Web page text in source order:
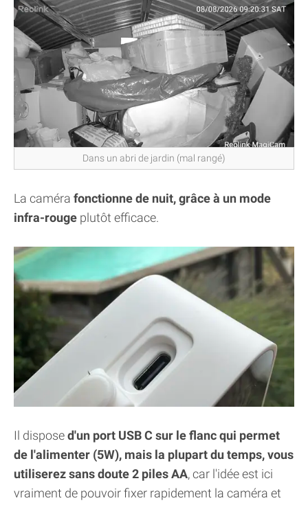
Dans un abri de jardin (mal rangé)
La caméra fonctionne de nuit, grâce à un mode
infra-rouge plutôt efficace.
Il disposed'un port USB C sur le flanc qui permet
de l'alimenter (5W), mais la plupart du temps, vous
utiliserez sans doute 2 piles AA, car l'idée est ici
vraiment de pouvoir fixer rapidement la caméra et